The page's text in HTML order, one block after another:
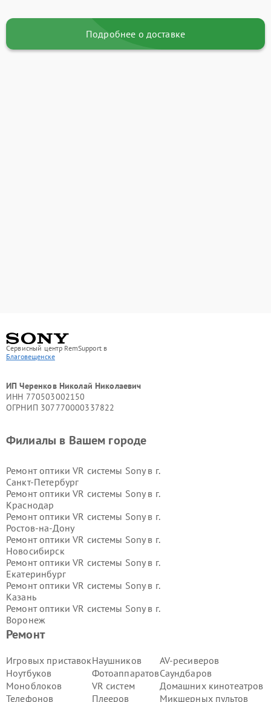
Подробнее о доставке
Сервисный центр RemSupport в
Благовещенске
ИП Черенков Николай Николаевич
ИНН 770503002150
ОГРНИП 307770000337822
Ремонт
Игровых приставок
Ноутбуков
Моноблоков
Телефонов
Наушников
Фотоаппаратов
VR систем
Плееров
AV-ресиверов
Саундбаров
Домашних кинотеатров
Микшерных пультов
Филиалы в Вашем городе
Ремонт оптики VR системы Sony в г.
Санкт-Петербург
Ремонт оптики VR системы Sony в г.
Краснодар
Ремонт оптики VR системы Sony в г.
Ростов-на-Дону
Ремонт оптики VR системы Sony в г.
Новосибирск
Ремонт оптики VR системы Sony в г.
Екатеринбург
Ремонт оптики VR системы Sony в г.
Казань
Ремонт оптики VR системы Sony в г.
Воронеж
Ремонт оптики VR системы Sony в г.
Волгоград
Самара
Ремонт оптики VR системы Sony в г.
Пермь